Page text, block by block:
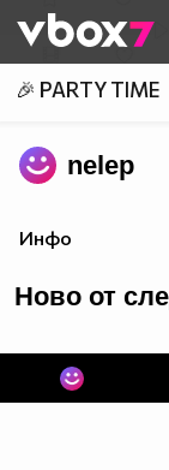
👾
🎉 PARTY TIME
nelep
Инфо
Ново от